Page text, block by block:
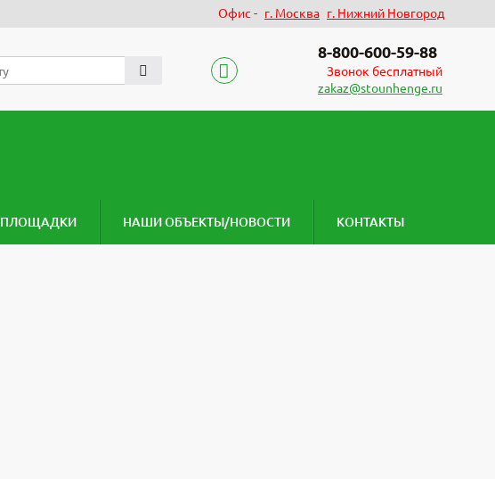
Офис - г. Москва г. Нижний Новгород
8-800-600-59-88
Звонок бесплатный
zakaz@stounhenge.ru
ПЛОЩАДКИ НАШИ ОБЪЕКТЫ/НОВОСТИ КОНТАКТЫ